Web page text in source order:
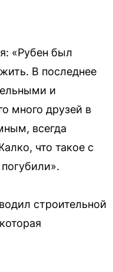
«Рубен был
В последнее
и
много друзей в
всегда
что такое с
строительной